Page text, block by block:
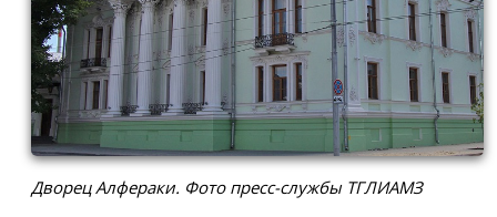
Дворец Алфераки. Фото пресс-службы ТГЛИАМЗ